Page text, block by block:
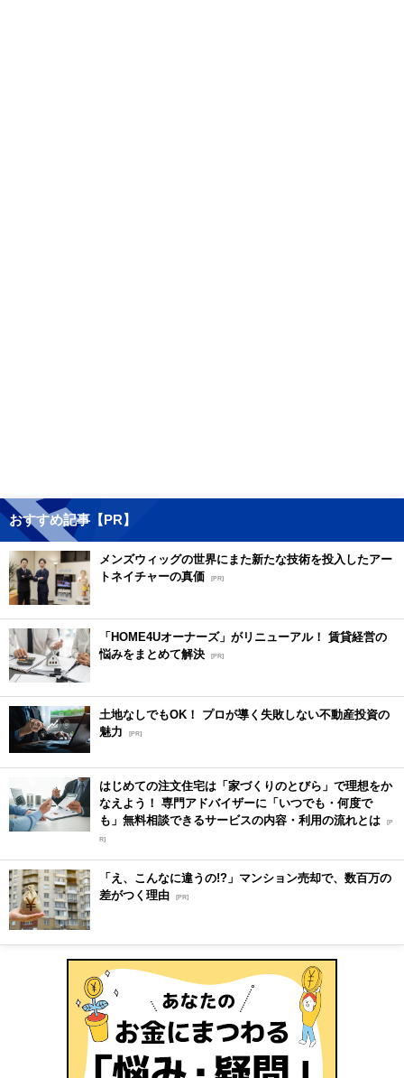
おすすめ記事【PR】
メンズウィッグの世界にまた新たな技術を投入したアー
トネイチャーの真価 [PR]
「HOME4Uオーナーズ」がリニューアル！ 賃貸経営の
悩みをまとめて解決 [PR]
土地なしでもOK！ プロが導く失敗しない不動産投資の
魅力
[PR]
はじめての注文住宅は「家づくりのとびら」で理想をか
なえよう！ 専門アドバイザーに「いつでも・何度で
も」無料相談できるサービスの内容・利用の流れとは [P
R]
「え、こんなに違うの!?」マンション売却で、数百万の
差がつく理由 [PR]